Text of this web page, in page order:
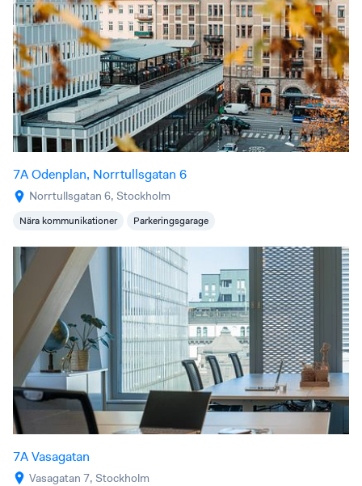
7A Odenplan, Norrtullsgatan 6
Norrtullsgatan 6, Stockholm
Nära kommunikationer Parkeringsgarage
7A Vasagatan
Vasagatan 7, Stockholm